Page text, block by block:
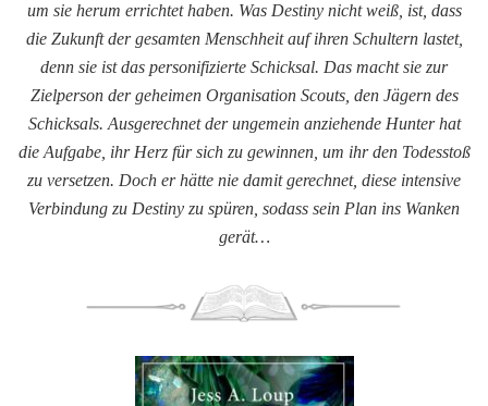
um sie herum errichtet haben. Was Destiny nicht weiß, ist, dass
die Zukunft der gesamten Menschheit auf ihren Schultern lastet,
denn sie ist das personifizierte Schicksal. Das macht sie zur
Zielperson der geheimen Organisation Scouts, den Jägern des
Schicksals. Ausgerechnet der ungemein anziehende Hunter hat
die Aufgabe, ihr Herz für sich zu gewinnen, um ihr den Todesstoß
zu versetzen. Doch er hätte nie damit gerechnet, diese intensive
Verbindung zu Destiny zu spüren, sodass sein Plan ins Wanken
gerät…